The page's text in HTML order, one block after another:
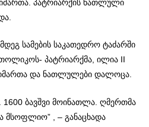
პატრიარქის ნათლული
სამების საკათედრო ტაძარში
პატრიარქმა, ილია II
და ნათლულები დალოცა.
ბავშვი მოინათლა. ღმერთმა
, – განაცხადა